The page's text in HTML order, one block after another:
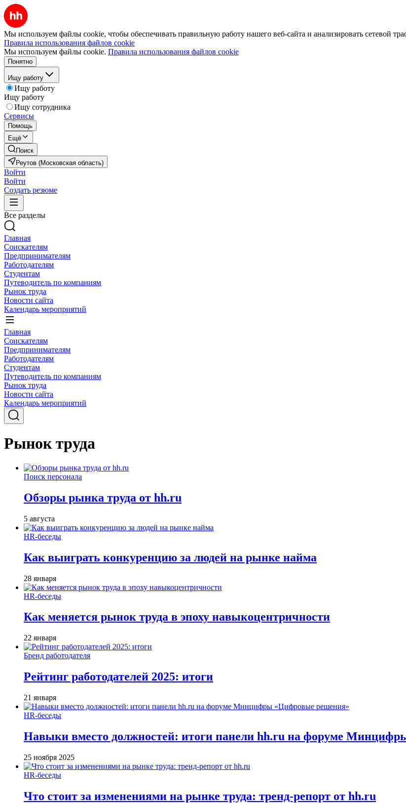
Мы используем файлы cookie, чтобы обеспечивать правильную работу нашего веб-сайта и анализировать сетевой
Правила использования файлов cookie
Мы используем файлы cookie. Правила использования файлов cookie
Понятно
Ищу работу
Ищу работу
Ищу работу
Ищу сотрудника
Сервисы
Помощь
Ещё
Поиск
Реутов (Московская область)
Войти
Войти
Создать резюме
Все разделы
Главная
Соискателям
Предпринимателям
Работодателям
Студентам
Путеводитель по компаниям
Рынок труда
Новости сайта
Календарь мероприятий
Главная
Соискателям
Предпринимателям
Работодателям
Студентам
Путеводитель по компаниям
Рынок труда
Новости сайта
Календарь мероприятий
Рынок труда
Поиск персонала
Обзоры рынка труда от hh.ru
5 августа
HR-беседы
Как выиграть конкуренцию за людей на рынке найма
28 января
HR-беседы
Как меняется рынок труда в эпоху навыкоцентричности
22 января
Бренд работодателя
Рейтинг работодателей 2025: итоги
21 января
HR-беседы
Навыки вместо должностей: итоги панели hh.ru на форуме
25 ноября 2025
HR-беседы
Что стоит за изменениями на рынке труда: тренд-репорт от hh.ru